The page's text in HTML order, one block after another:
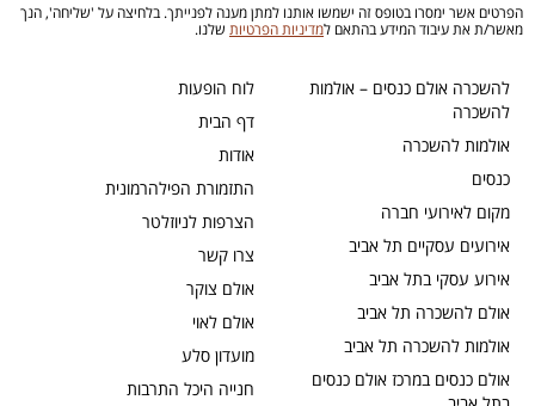
לוח הופעות
דף הבית
אודות
התזמורת הפילהרמונית
הצרפות לניוזלטר
צרו קשר
אולם צוקר
אולם לאוי
מועדון סלע
חנייה היכל התרבות
להשכרה אולם כנסים – אולמות
להשכרה
אולמות להשכרה
כנסים
מקום לאירועי חברה
אירועים עסקיים תל אביב
אירוע עסקי בתל אביב
אולם להשכרה תל אביב
אולמות להשכרה תל אביב
אולם כנסים במרכז אולם כנסים
הפרטים אשר ימסרו בטופס זה ישמשו אותנו למתן מענה לפנייתך. בלחיצה על 'שליחה', הנך
מאשר/ת את עיבוד המידע בהתאם למדיניות הפרטיות שלנו.